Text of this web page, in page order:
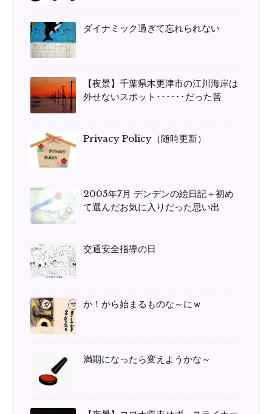
ダイナミック過ぎて忘れられない
【夜景】千葉県木更津市の江川海岸は
外せないスポット･･････だった筈
Privacy Policy（随時更新）
2005年7月 デンデンの絵日記＋初め
て選んだお気に入りだった思い出
交通安全指導の日
か！から始まるものな～にｗ
満期になったら変えようかな～